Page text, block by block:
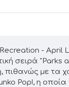
- April
σειρά
πιθανώς με τα
Pop!, η